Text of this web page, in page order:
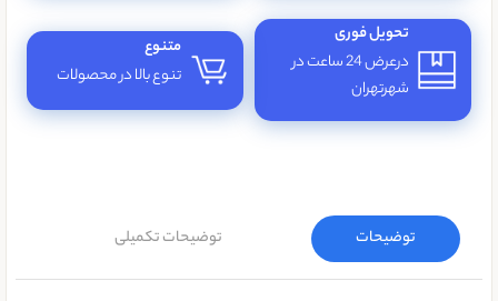
تحویل فوری
درعرض 24 ساعت در
شهرتهران
متنوع
تنوع بالا در محصولات
توضیحات توضیحات تکمیلی